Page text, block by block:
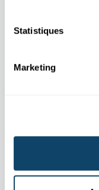
Statistiques
Marketing
OUSCHTER-
Wéi kritt een e
an och erëm